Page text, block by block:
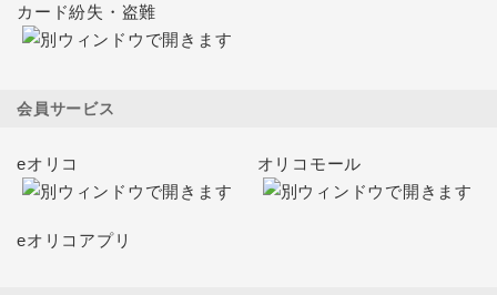
カード紛失・盗難
会員サービス
eオリコ オリコモール
eオリコアプリ